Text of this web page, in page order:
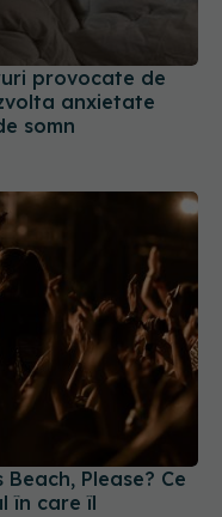
provocate de
anxietate
somn
Please? Ce
în care îl